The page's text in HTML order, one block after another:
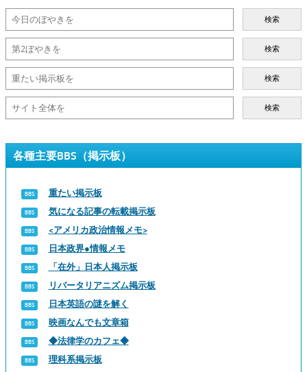
検索
検索
検索
検索
各種主要BBS（掲示板）
重たい掲示板
気になる記事の転載掲示板
<アメリカ政治情報メモ>
日本政界●情報メモ
「在外」日本人掲示板
リバータリアニズム掲示板
日本英語の謎を解く
映画なんでも文章箱
◆法律学のカフェ◆
理科系掲示板